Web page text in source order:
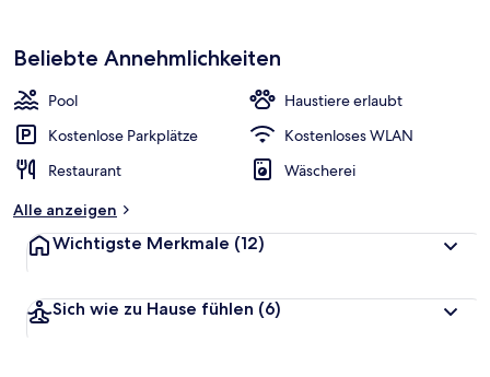
Beliebte Annehmlichkeiten
Pool
Haustiere erlaubt
Kostenlose Parkplätze
Kostenloses WLAN
Restaurant
Wäscherei
Alle anzeigen
Wichtigste Merkmale (12)
Sich wie zu Hause fühlen (6)